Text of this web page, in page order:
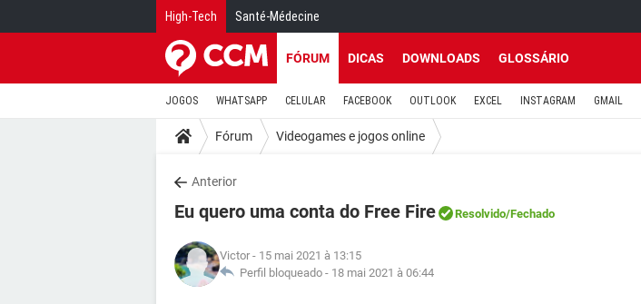
High-Tech Santé-Médecine
FÓRUM DICAS DOWNLOADS GLOSSÁRIO
JOGOS WHATSAPP CELULAR FACEBOOK OUTLOOK EXCEL INSTAGRAM GMAIL
Fórum Videogames e jogos online
Anterior
Eu quero uma conta do Free Fire Resolvido/Fechado
Victor - 15 mai 2021 à 13:15
Perfil bloqueado - 18 mai 2021 à 06:44